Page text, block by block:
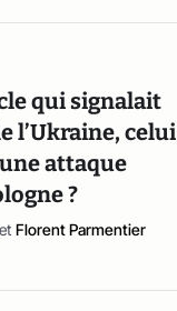
qui signalait
l’Ukraine, celui
attaque
?
et Florent Parmentier